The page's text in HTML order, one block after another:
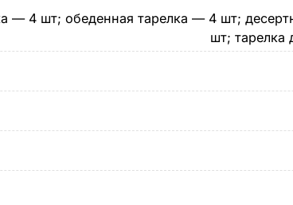
— 4 шт; обеденная тарелка — 4 шт;
шт;